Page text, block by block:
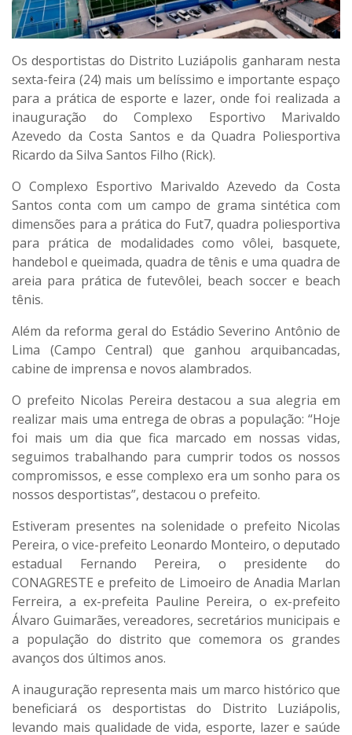
Os desportistas do Distrito Luziápolis ganharam nesta
sexta-feira (24) mais um belíssimo e importante espaço
para a prática de esporte e lazer, onde foi realizada a
inauguração do Complexo Esportivo Marivaldo
Azevedo da Costa Santos e da Quadra Poliesportiva
Ricardo da Silva Santos Filho (Rick).
O Complexo Esportivo Marivaldo Azevedo da Costa
Santos conta com um campo de grama sintética com
dimensões para a prática do Fut7, quadra poliesportiva
para prática de modalidades como vôlei, basquete,
handebol e queimada, quadra de tênis e uma quadra de
areia para prática de futevôlei, beach soccer e beach
tênis.
Além da reforma geral do Estádio Severino Antônio de
Lima (Campo Central) que ganhou arquibancadas,
cabine de imprensa e novos alambrados.
O prefeito Nicolas Pereira destacou a sua alegria em
realizar mais uma entrega de obras a população: “Hoje
foi mais um dia que fica marcado em nossas vidas,
seguimos trabalhando para cumprir todos os nossos
compromissos, e esse complexo era um sonho para os
nossos desportistas”, destacou o prefeito.
Estiveram presentes na solenidade o prefeito Nicolas
Pereira, o vice-prefeito Leonardo Monteiro, o deputado
estadual Fernando Pereira, o presidente do
CONAGRESTE e prefeito de Limoeiro de Anadia Marlan
Ferreira, a ex-prefeita Pauline Pereira, o ex-prefeito
Álvaro Guimarães, vereadores, secretários municipais e
a população do distrito que comemora os grandes
avanços dos últimos anos.
A inauguração representa mais um marco histórico que
beneficiará os desportistas do Distrito Luziápolis,
levando mais qualidade de vida, esporte, lazer e saúde